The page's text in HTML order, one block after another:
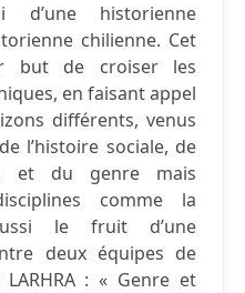
historienne
chilienne. Cet
but de croiser les
en faisant appel
différents, venus
l’histoire sociale, de
et du genre mais
comme la
le fruit d’une
deux équipes de
: « Genre et